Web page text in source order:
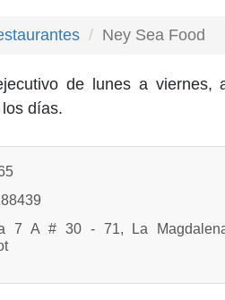
Ney Sea Food
de lunes a viernes,
días.
7 A # 30 - 71, La